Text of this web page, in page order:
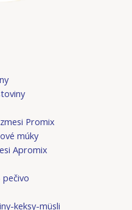
Promix
múky
Apromix
pečivo
keksy-müsli